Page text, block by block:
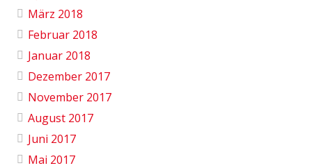
März 2018
Februar 2018
Januar 2018
Dezember 2017
November 2017
August 2017
Juni 2017
Mai 2017